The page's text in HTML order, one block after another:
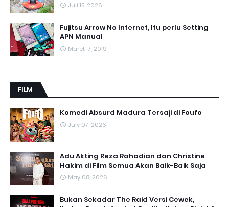
Juli 15, 2026
Fujitsu Arrow No Internet, Itu perlu Setting
APN Manual
Maret 17, 2019
FILM
Komedi Absurd Madura Tersaji di Foufo
July 07, 2026
Adu Akting Reza Rahadian dan Christine
Hakim di Film Semua Akan Baik-Baik Saja
May 08, 2026
Bukan Sekadar The Raid Versi Cewek,